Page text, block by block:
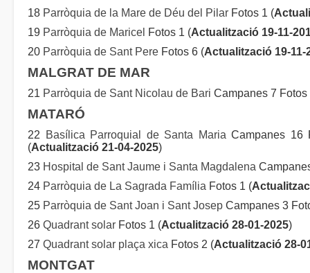
18 Parròquia de la Mare de Déu del Pilar Fotos 1 (
19 Parròquia de Maricel Fotos 1 (Actualització 19-11-
20 Parròquia de Sant Pere Fotos 6 (Actualització 19-11-
MALGRAT DE MAR
21 Parròquia de Sant Nicolau de Bari Campanes 7 Fotos
MATARÓ
22 Basílica Parroquial de Santa Maria Campanes 16
(Actualització 21-04-2025)
23 Hospital de Sant Jaume i Santa Magdalena
24 Parròquia de La Sagrada Família Fotos 1 (
25 Parròquia de Sant Joan i Sant Josep Campanes 3
26 Quadrant solar Fotos 1 (Actualització 28-01-2025)
27 Quadrant solar plaça xica Fotos 2 (Actualització 28-
MONTGAT